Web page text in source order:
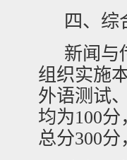
四、 综
新闻与
组织实施
外语测试
均为100
总分300分